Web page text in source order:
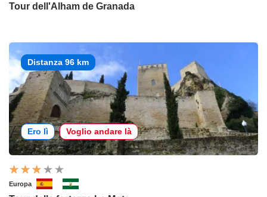
Tour dell'Alham de Granada
Distanza 96 km
Ero lì Voglio andare là
Europa